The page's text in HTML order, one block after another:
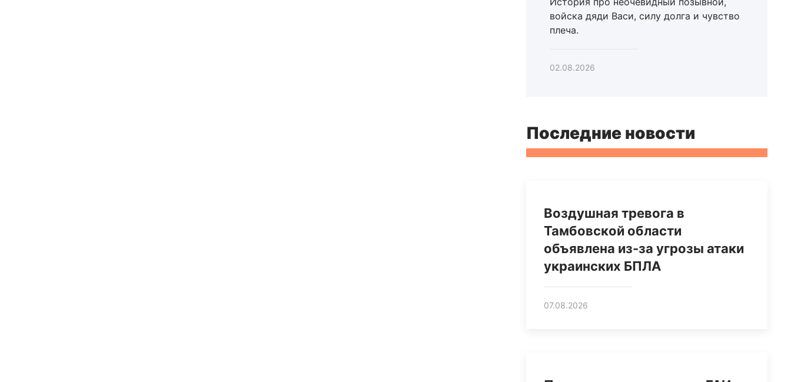
войска дяди Васи, силу долга и чувство
плеча.
02.08.2026
Последние новости
Воздушная тревога в
Тамбовской области
объявлена из-за угрозы атаки
украинских БПЛА
07.08.2026